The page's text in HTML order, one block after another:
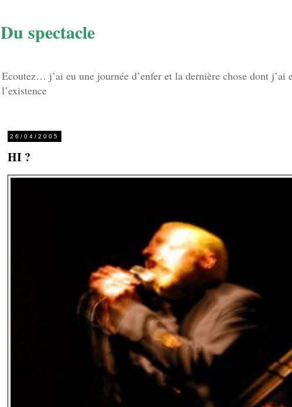
Du spectacle
Ecoutez… j’ai eu une journée d’enfer et la dernière chose dont j’ai
l’existence
26/04/2005
HI ?